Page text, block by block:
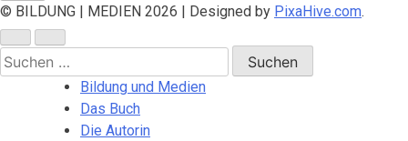
© BILDUNG | MEDIEN 2026 Designed by PixaHive.com.
Suchen
nach:
Bildung und Medien
Das Buch
Die Autorin